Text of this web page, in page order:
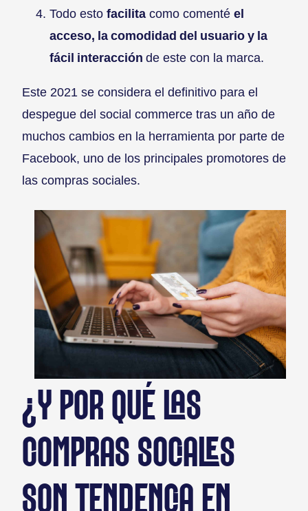
Todo esto facilita como comenté el
acceso, la comodidad del usuario y la
fácil interacción de este con la marca.
Este 2021 se considera el definitivo para el
despegue del social commerce tras un año de
muchos cambios en la herramienta por parte de
Facebook, uno de los principales promotores de
las compras sociales.
¿Y POR QUÉ LAS
COMPRAS SOCIALES
SON TENDENCIA EN